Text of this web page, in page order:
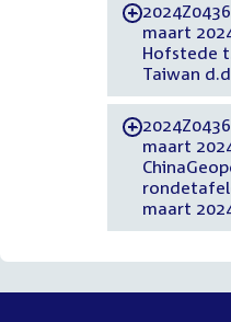
-
maart 2024 - , Position
Hofstede
Taiwan
-
maart 2024 - ,
maart